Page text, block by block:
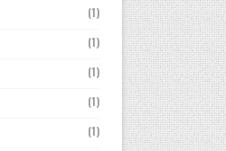
(1)
(1)
(1)
(1)
(1)